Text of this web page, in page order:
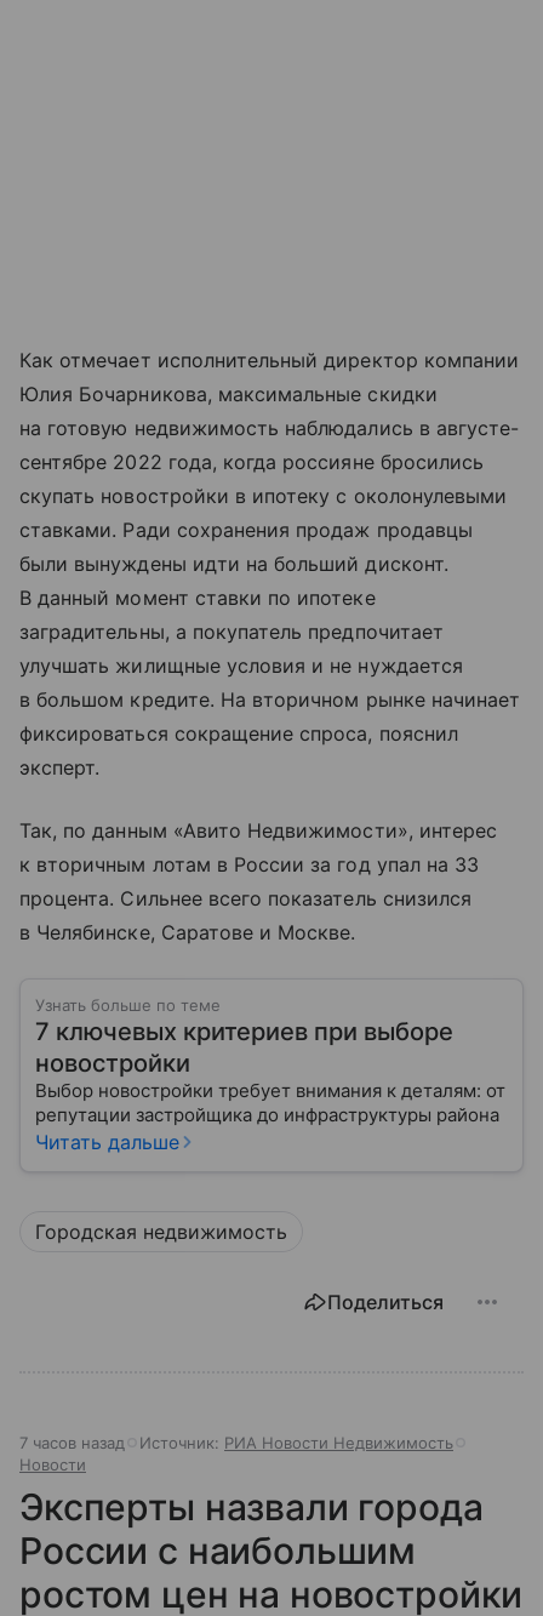
Как отмечает исполнительный директор компании
Юлия Бочарникова, максимальные скидки
на готовую недвижимость наблюдались в августе-
сентябре 2022 года, когда россияне бросились
скупать новостройки в ипотеку с околонулевыми
ставками. Ради сохранения продаж продавцы
были вынуждены идти на больший дисконт.
В данный момент ставки по ипотеке
заградительны, а покупатель предпочитает
улучшать жилищные условия и не нуждается
в большом кредите. На вторичном рынке начинает
фиксироваться сокращение спроса, пояснил
эксперт.
Так, по данным «Авито Недвижимости», интерес
к вторичным лотам в России за год упал на 33
процента. Сильнее всего показатель снизился
в Челябинске, Саратове и Москве.
Узнать больше по теме
7 ключевых критериев при выборе
новостройки
Выбор новостройки требует внимания к деталям: от
репутации застройщика до инфраструктуры района
Читать дальше
Городская недвижимость
Поделиться
7 часов назад Источник: РИА Новости Недвижимость
Новости
Эксперты назвали города
России с наибольшим
ростом цен на новостройки